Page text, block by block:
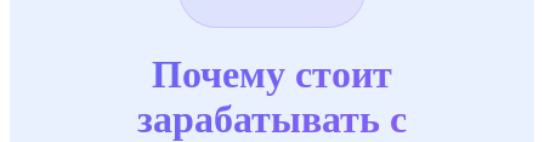
Почему стоит
зарабатывать с